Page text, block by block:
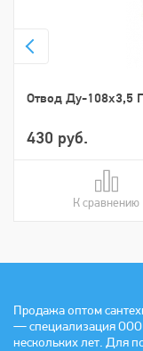
Отвод Ду-108х3,5
430 руб.
К сравнению
В сравнении
Продажа оптом
— специализация ООО
нескольких лет. Для